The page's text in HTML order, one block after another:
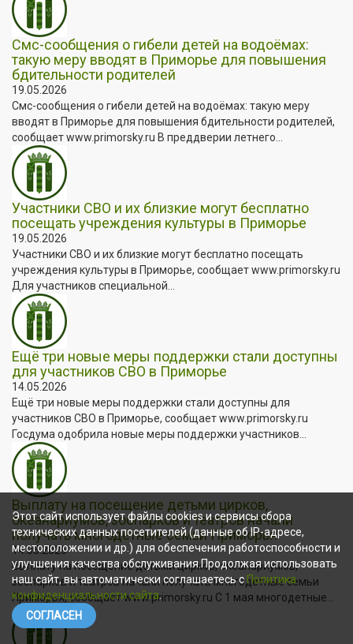
Смс-сообщения о гибели детей на водоёмах:
такую меру вводят в Приморье для повышения
бдительности родителей
19.05.2026
Смс-сообщения о гибели детей на водоёмах: такую меру
вводят в Приморье для повышения бдительности родителей,
сообщает www.primorsky.ru В преддверии летнего...
Участники СВО и их близкие могут бесплатно
посещать учреждения культуры в Приморье
19.05.2026
Участники СВО и их близкие могут бесплатно посещать
учреждения культуры в Приморье, сообщает www.primorsky.ru
Для участников специальной...
Ещё три новые меры поддержки стали доступны
для участников СВО в Приморье
14.05.2026
Ещё три новые меры поддержки стали доступны для
участников СВО в Приморье, сообщает www.primorsky.ru
Госдума одобрила новые меры поддержки участников...
Выплату на посещение детьми цирков,
океанариумов, зоопарков и театров начали
получать многодетные семьи Приморья
14.05.2026
Выплату на посещение детьми цирков, океанариумов,
зоопарков и театров начали получать многодетные семьи
Приморья, сообщает www.primorsky.ru С 1 мая многодетные...
Этот сайт использует файлы cookies и сервисы сбора
технических данных посетителей (данные об IP-адресе,
местоположении и др.) для обеспечения работоспособности и
улучшения качества обслуживания.Продолжая использовать
наш сайт, вы автоматически соглашаетесь с Политика
конфиденциальности сайта.
СОГЛАСЕН